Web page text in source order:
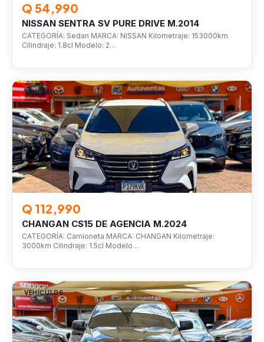
Q 54,990
NISSAN SENTRA SV PURE DRIVE M.2014
CATEGORÍA: Sedan MARCA: NISSAN Kilometraje: 153000km
Cilindraje: 1.8cl Modelo: 2…
VEHÍCULOS
Q 112,990
CHANGAN CS15 DE AGENCIA M.2024
CATEGORÍA: Camioneta MARCA: CHANGAN Kilometraje:
3000km Cilindraje: 1.5cl Modelo…
VEHÍCULOS